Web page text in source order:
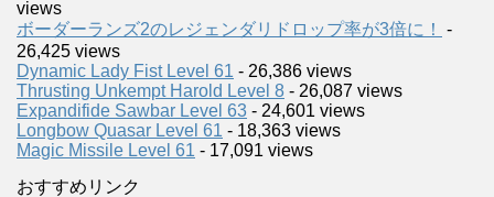
views
ボーダーランズ2のレジェンダリドロップ率が3倍に！
-
26,425 views
Dynamic Lady Fist Level 61 - 26,386 views
Thrusting Unkempt Harold Level 8 - 26,087 views
Expandifide Sawbar Level 63 - 24,601 views
Longbow Quasar Level 61 - 18,363 views
Magic Missile Level 61 - 17,091 views
おすすめリンク